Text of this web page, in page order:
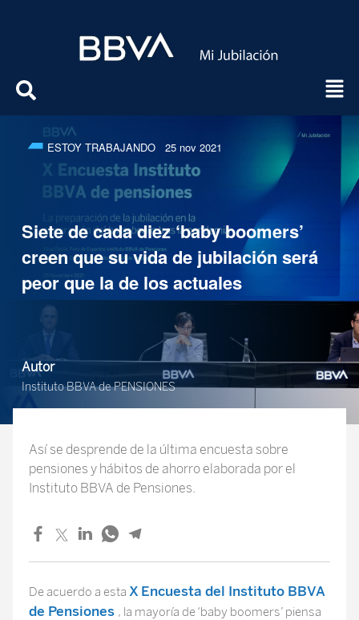
ESTOY TRABAJANDO25 nov 2021
Siete de cada diez ‘baby boomers’
creen que su vida de jubilación será
peor que la de los actuales
Autor
Instituto BBVA de PENSIONES
Así se desprende de la última encuesta sobre
pensiones y hábitos de ahorro elaborada por el
Instituto BBVA de Pensiones.
De acuerdo a esta X Encuesta del Instituto BBVA
de Pensiones , la mayoría de ‘baby boomers’ piensa